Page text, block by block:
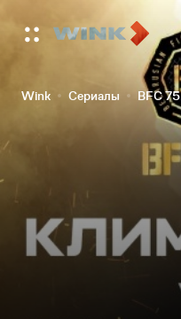
Wink Сериалы BFC 75